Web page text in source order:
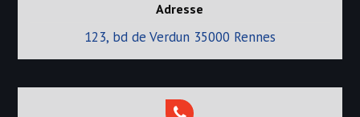
Adresse
123, bd de Verdun 35000 Rennes